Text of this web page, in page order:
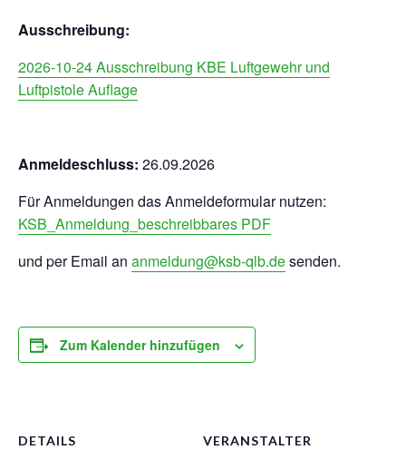
Ausschreibung:
2026-10-24 Ausschreibung KBE Luftgewehr und
Luftpistole Auflage
Anmeldeschluss: 26.09.2026
Für Anmeldungen das Anmeldeformular nutzen:
KSB_Anmeldung_beschreibbares PDF
und per Email an anmeldung@ksb-qlb.desenden.
Zum Kalender hinzufügen
DETAILS VERANSTALTER